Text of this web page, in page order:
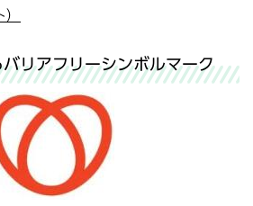
リアフリーシンボルマーク